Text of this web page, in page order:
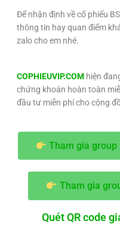
Để nhận định về cổ phiếu
thông tin hay quan điểm
zalo cho em nhé.
COPHIEUVIP.COM hiện
chứng khoán hoàn toàn
đầu tư miễn phí cho cộng
Tham gia group
Tham gia
Quét QR code